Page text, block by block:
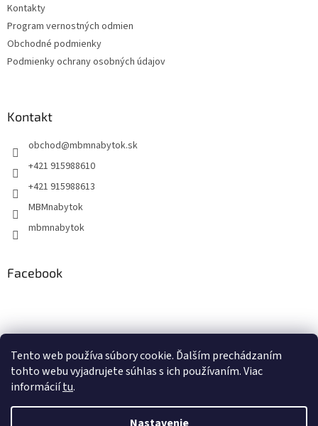
Tento web používa súbory cookie. Ďalším prechádzaním
tohto webu vyjadrujete súhlas s ich používaním. Viac
informáciítu.
Kontakty
Program vernostných odmien
Obchodné podmienky
Podmienky ochrany osobných údajov
Kontakt
obchod@mbmnabytok.sk
+421 915988610
+421 915988613
MBMnabytok
mbmnabytok
Facebook
Nákupný košík
0KS / €0